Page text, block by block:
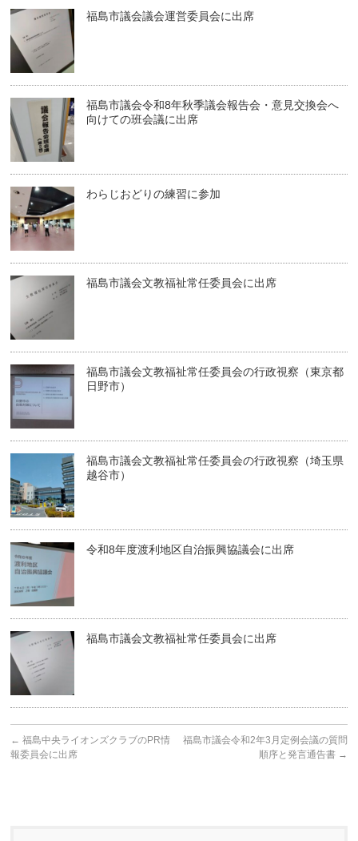
福島市議会議会運営委員会に出席
福島市議会令和8年秋季議会報告会・意見交換会へ
向けての班会議に出席
わらじおどりの練習に参加
福島市議会文教福祉常任委員会に出席
福島市議会文教福祉常任委員会の行政視察（東京都
日野市）
福島市議会文教福祉常任委員会の行政視察（埼玉県
越谷市）
令和8年度渡利地区自治振興協議会に出席
福島市議会文教福祉常任委員会に出席
← 福島中央ライオンズクラブのPR情
報委員会に出席
福島市議会令和2年3月定例会議の質問
順序と発言通告書 →